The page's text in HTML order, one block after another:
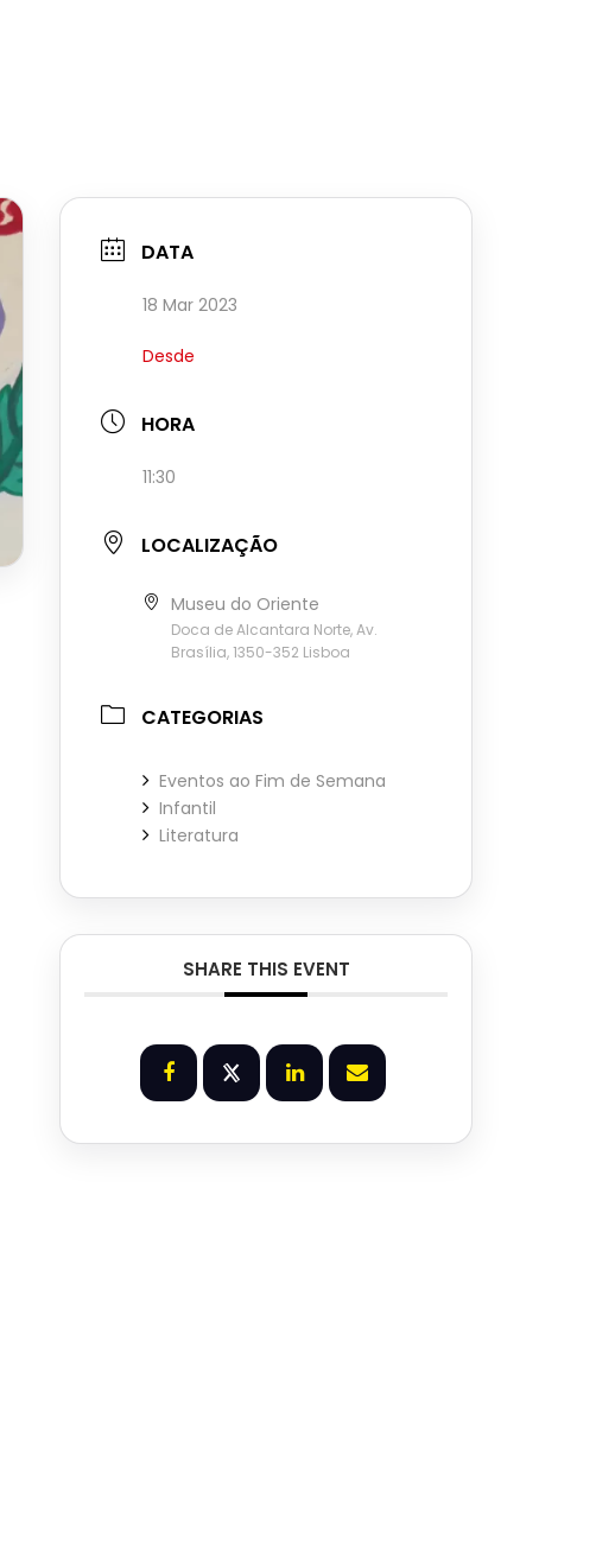
DATA
18 Mar 2023
Desde
HORA
11:30
LOCALIZAÇÃO
Museu do Oriente
Doca de Alcantara Norte, Av.
Brasília, 1350-352 Lisboa
CATEGORIAS
Eventos ao Fim de Semana
Infantil
Literatura
SHARE THIS EVENT